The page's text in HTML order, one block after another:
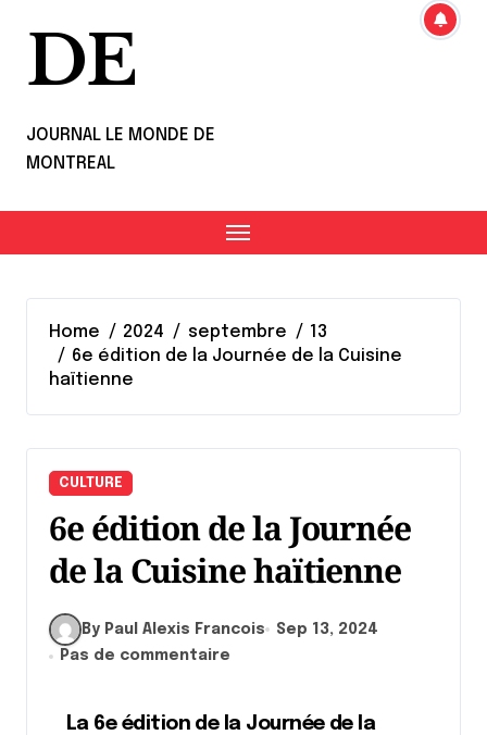
DE
JOURNAL LE MONDE DE
MONTREAL
Home 2024 septembre
13
6e édition de la Journée de la Cuisine
haïtienne
CULTURE
6e édition de la Journée
de la Cuisine haïtienne
By Paul Alexis Francois
Sep 13, 2024
Pas de commentaire
La 6e édition de la Journée de la